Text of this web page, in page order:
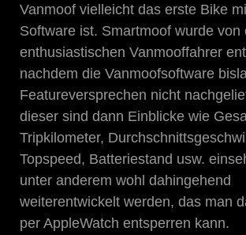
Vanmoof vielleicht das erste Bike
Software ist. Smartmoof wurde von
enthusiastischen Vanmooffahrer
nachdem die Vanmoofsoftware
Featureversprechen nicht
dieser sind dann Einblicke wie
Tripkilometer,
Topspeed, Batteriestand usw.
unter anderem wohl dahingehend
weiterentwickelt werden, das man
per AppleWatch entsperren kann.